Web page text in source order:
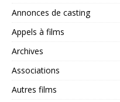
Annonces de casting
Appels à films
Archives
Associations
Autres films